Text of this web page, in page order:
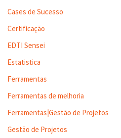
Cases de Sucesso
Certificação
EDTI Sensei
Estatistica
Ferramentas
Ferramentas de melhoria
Ferramentas|Gestão de Projetos
Gestão de Projetos